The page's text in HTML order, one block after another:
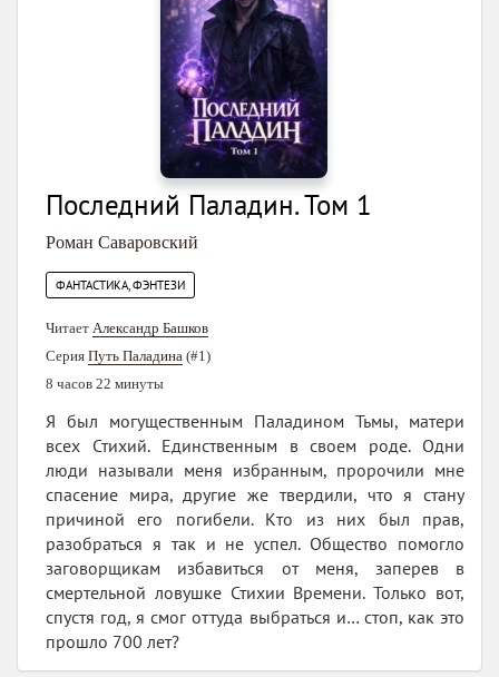
Последний Паладин. Том 1
Роман Саваровский
ФАНТАСТИКА, ФЭНТЕЗИ
Читает Александр Башков
Серия Путь Паладина (#1)
8 часов 22 минуты
Я был могущественным Паладином Тьмы, матери
всех Стихий. Единственным в своем роде. Одни
люди называли меня избранным, пророчили мне
спасение мира, другие же твердили, что я стану
причиной его погибели. Кто из них был прав,
разобраться я так и не успел. Общество помогло
заговорщикам избавиться от меня, заперев в
смертельной ловушке Стихии Времени. Только вот,
спустя год, я смог оттуда выбраться и… стоп, как это
прошло 700 лет?